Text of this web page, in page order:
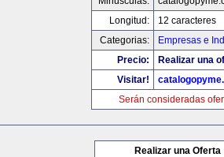
Longitud:
12 caracteres
Categorias:
Empresas e
Precio:
Realizar una
Visitar!
Serán consideradas
Realizar una Oferta